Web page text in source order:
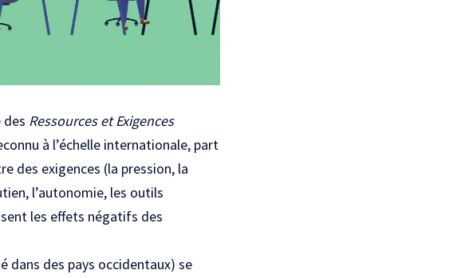
des Ressources et Exigences
à l’échelle internationale, part
des exigences (la pression, la
l’autonomie, les outils
les effets négatifs des
dans des pays occidentaux) se